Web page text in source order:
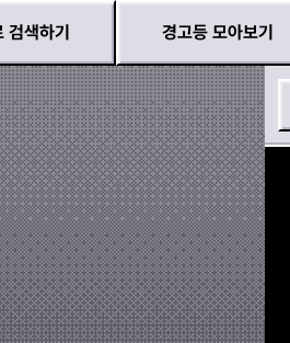
검색하기 경고등 모아보기